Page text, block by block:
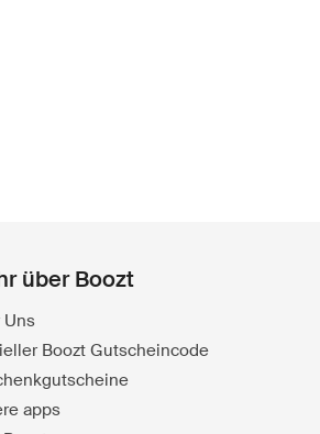
über Boozt
Uns
Boozt Gutscheincode
apps